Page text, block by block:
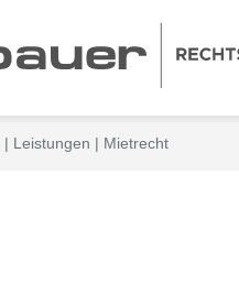
| Leistungen | Mietrecht